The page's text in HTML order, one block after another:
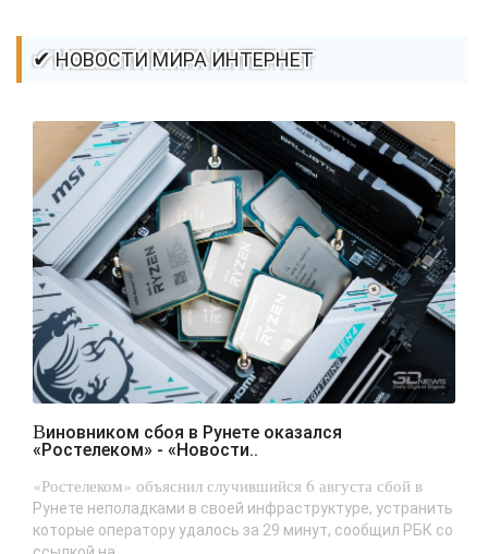
✔ НОВОСТИ МИРА ИНТЕРНЕТ
Виновником сбоя в Рунете оказался
«Ростелеком» - «Новости..
«Ростелеком» объяснил случившийся 6 августа сбой в
Рунете неполадками в своей инфраструктуре, устранить
которые оператору удалось за 29 минут, сообщил РБК со